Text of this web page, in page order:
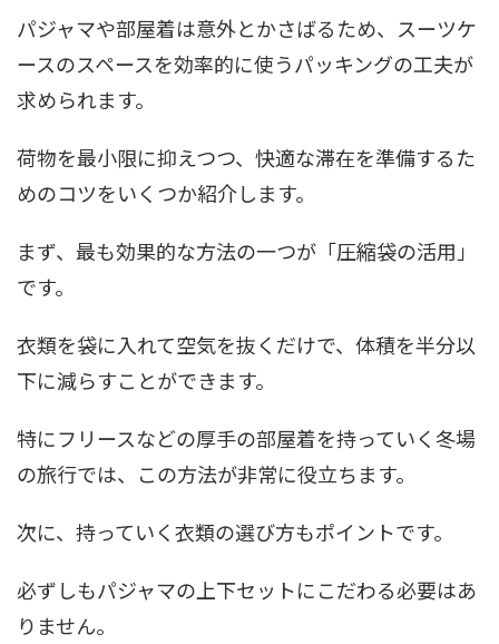
パジャマや部屋着は意外とかさばるため、スーツケ
ースのスペースを効率的に使うパッキングの工夫が
求められます。
荷物を最小限に抑えつつ、快適な滞在を準備するた
めのコツをいくつか紹介します。
まず、最も効果的な方法の一つが「圧縮袋の活用」
です。
衣類を袋に入れて空気を抜くだけで、体積を半分以
下に減らすことができます。
特にフリースなどの厚手の部屋着を持っていく冬場
の旅行では、この方法が非常に役立ちます。
次に、持っていく衣類の選び方もポイントです。
必ずしもパジャマの上下セットにこだわる必要はあ
りません。